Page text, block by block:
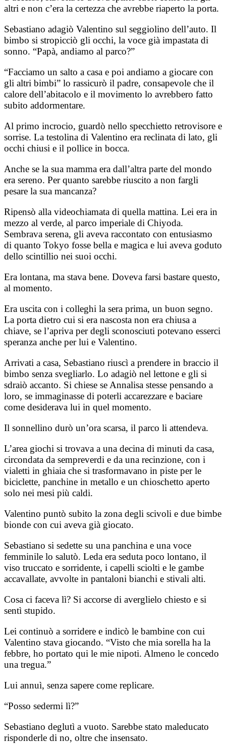
altri e non c’era la certezza che avrebbe riaperto la porta.
Sebastiano adagiò Valentino sul seggiolino dell’auto. Il
bimbo si stropicciò gli occhi, la voce già impastata di
sonno. “Papà, andiamo al parco?”
“Facciamo un salto a casa e poi andiamo a giocare con
gli altri bimbi” lo rassicurò il padre, consapevole che il
calore dell’abitacolo e il movimento lo avrebbero fatto
subito addormentare.
Al primo incrocio, guardò nello specchietto retrovisore e
sorrise. La testolina di Valentino era reclinata di lato, gli
occhi chiusi e il pollice in bocca.
Anche se la sua mamma era dall’altra parte del mondo
era sereno. Per quanto sarebbe riuscito a non fargli
pesare la sua mancanza?
Ripensò alla videochiamata di quella mattina. Lei era in
mezzo al verde, al parco imperiale di Chiyoda.
Sembrava serena, gli aveva raccontato con entusiasmo
di quanto Tokyo fosse bella e magica e lui aveva goduto
dello scintillio nei suoi occhi.
Era lontana, ma stava bene. Doveva farsi bastare questo,
al momento.
Era uscita con i colleghi la sera prima, un buon segno.
La porta dietro cui si era nascosta non era chiusa a
chiave, se l’apriva per degli sconosciuti potevano esserci
speranza anche per lui e Valentino.
Arrivati a casa, Sebastiano riuscì a prendere in braccio il
bimbo senza svegliarlo. Lo adagiò nel lettone e gli si
sdraiò accanto. Si chiese se Annalisa stesse pensando a
loro, se immaginasse di poterli accarezzare e baciare
come desiderava lui in quel momento.
Il sonnellino durò un’ora scarsa, il parco li attendeva.
L’area giochi si trovava a una decina di minuti da casa,
circondata da sempreverdi e da una recinzione, con i
vialetti in ghiaia che si trasformavano in piste per le
biciclette, panchine in metallo e un chioschetto aperto
solo nei mesi più caldi.
Valentino puntò subito la zona degli scivoli e due bimbe
bionde con cui aveva già giocato.
Sebastiano si sedette su una panchina e una voce
femminile lo salutò. Leda era seduta poco lontano, il
viso truccato e sorridente, i capelli sciolti e le gambe
accavallate, avvolte in pantaloni bianchi e stivali alti.
Cosa ci faceva lì? Si accorse di averglielo chiesto e si
sentì stupido.
Lei continuò a sorridere e indicò le bambine con cui
Valentino stava giocando. “Visto che mia sorella ha la
febbre, ho portato qui le mie nipoti. Almeno le concedo
una tregua.”
Lui annuì, senza sapere come replicare.
“Posso sedermi lì?”
Sebastiano deglutì a vuoto. Sarebbe stato maleducato
risponderle di no, oltre che insensato.